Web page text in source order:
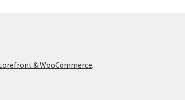
& WooCommerce.